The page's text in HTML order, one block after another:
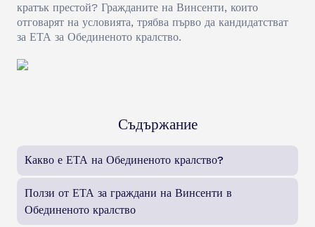
кратък престой? Гражданите на Винсенти, които
отговарят на условията, трябва първо да кандидатстват
за ЕТА за Обединеното кралство.
Съдържание
Какво е ЕТА на Обединеното кралство?
Ползи от ЕТА за граждани на Винсенти в
Обединеното кралство